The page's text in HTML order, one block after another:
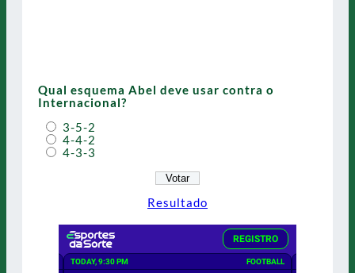
Qual esquema Abel deve usar contra o
Internacional?
3-5-2
4-4-2
4-3-3
Resultado